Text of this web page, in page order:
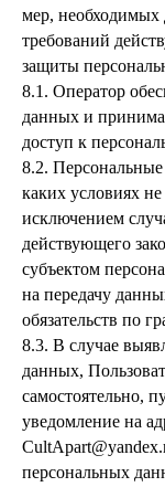
мер, необходимых
требований
защиты
8.1. Оператор
данных и
доступ к
8.2.
каких условиях
исключением
действующего
субъектом
на передачу
обязательств по
8.3. В случае
данных,
самостоятельно,
уведомление на
персональных